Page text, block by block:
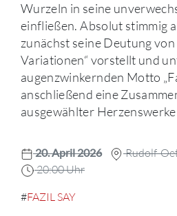
Wurzeln in seine
einfließen. Absolut stimmig
zunächst seine Deutung
Variationen“ vorstellt und
augenzwinkernden Motto
anschließend eine
ausgewählter
20. April 2026
Rudolf-
20:00 Uhr
#FAZIL SAY